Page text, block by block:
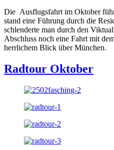
Die Ausflugsfahrt im Oktober
stand eine Führung durch die
schlenderte man durch den
Abschluss noch eine Fahrt mit
herrlichem Blick über München.
Radtour Oktober